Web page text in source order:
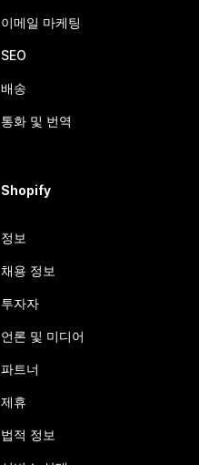
이메일 마케팅
SEO
배송
통화 및 번역
Shopify
정보
채용 정보
투자자
언론 및 미디어
파트너
제휴
법적 정보